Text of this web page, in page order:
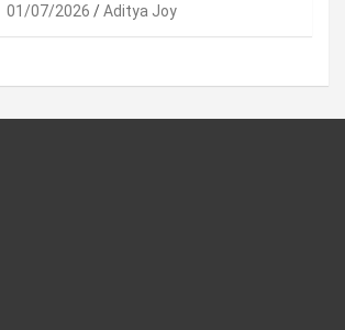
01/07/2026 Aditya Joy